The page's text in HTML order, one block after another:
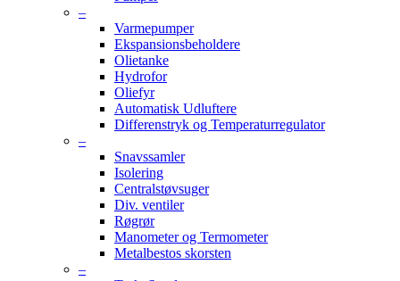
–
Varmepumper
Ekspansionsbeholdere
Olietanke
Hydrofor
Oliefyr
Automatisk Udluftere
Differenstryk og Temperaturregulator
–
Snavssamler
Isolering
Centralstøvsuger
Div. ventiler
Røgrør
Manometer og Termometer
Metalbestos skorsten
–